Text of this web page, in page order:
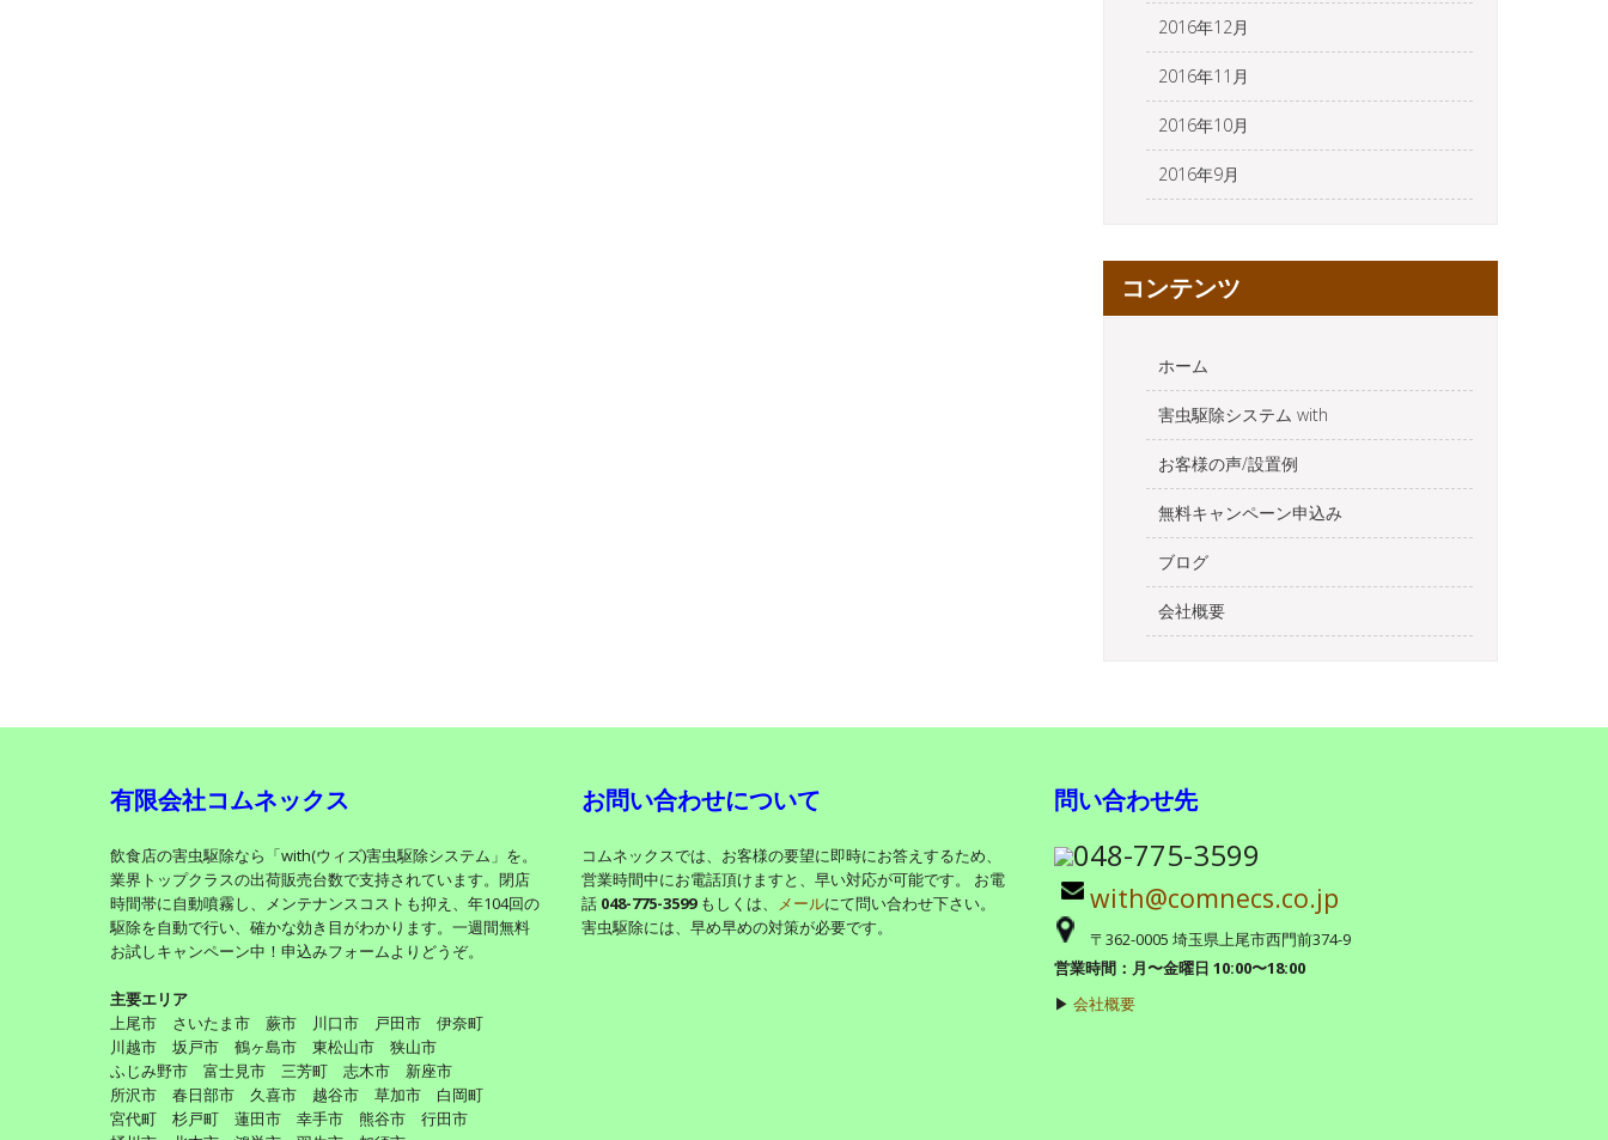
2016年12月
2016年11月
2016年10月
2016年9月
コンテンツ
ホーム
害虫駆除システム with
お客様の声/設置例
無料キャンペーン申込み
ブログ
会社概要
有限会社コムネックス
飲食店の害虫駆除なら「with(ウィズ)害虫駆除システム」を。
業界トップクラスの出荷販売台数で支持されています。閉店
時間帯に自動噴霧し、メンテナンスコストも抑え、年104回の
駆除を自動で行い、確かな効き目がわかります。一週間無料
お試しキャンペーン中！申込みフォームよりどうぞ。
主要エリア
上尾市 さいたま市 蕨市 川口市 戸田市 伊奈町
川越市 坂戸市 鶴ヶ島市 東松山市 狭山市
ふじみ野市 富士見市 三芳町 志木市 新座市
所沢市 春日部市 久喜市 越谷市 草加市 白岡町
宮代町 杉戸町 蓮田市 幸手市 熊谷市 行田市
お問い合わせについて
コムネックスでは、お客様の要望に即時にお答えするため、
営業時間中にお電話頂けますと、早い対応が可能です。 お電
話 048-775-3599もしくは、 メールにて問い合わせ下さい。
害虫駆除には、早め早めの対策が必要です。
問い合わせ先
048-775-3599
with@comnecs.co.jp
〒362-0005 埼玉県上尾市西門前374-9
営業時間：月〜金曜日 10:00〜18:00
▶ 会社概要